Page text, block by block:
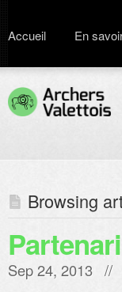
Accueil En
Browsing
Sep 24, 2013 //